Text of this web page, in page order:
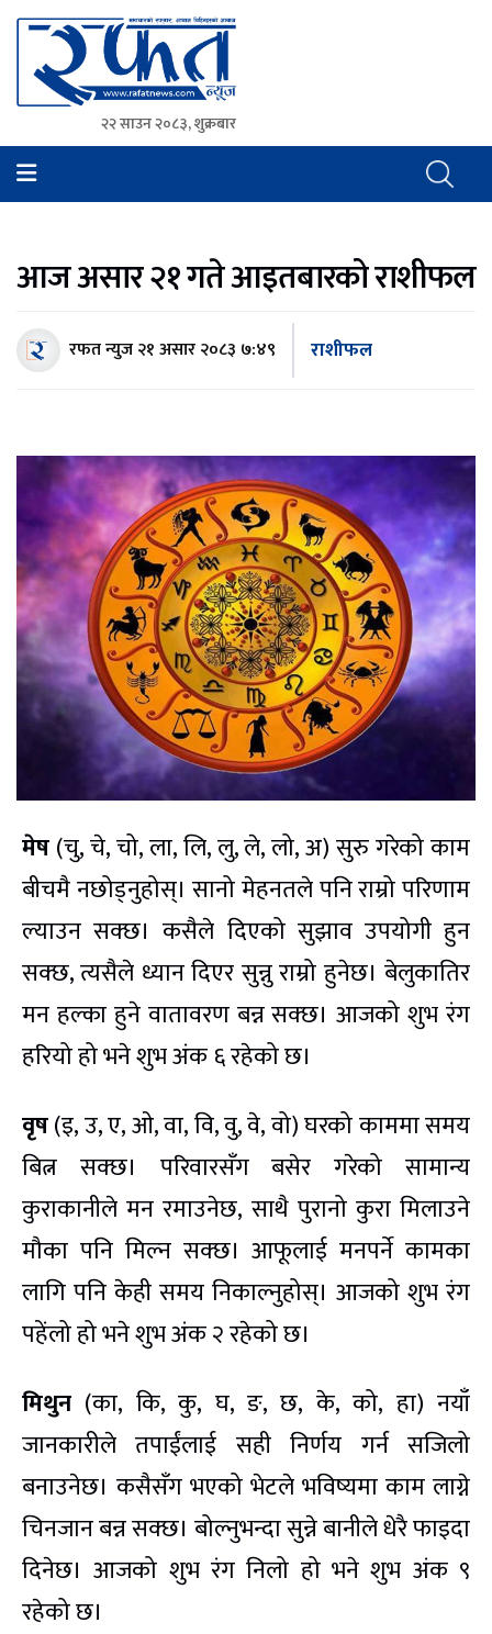
Rafat News
समाचारको रफ्तार, आवाज बिहिनहरुको आवाज
२२ साउन २०८३, शुक्रबार
आज असार २१ गते आइतबारको राशीफल
रफत न्युज२१ असार २०८३ ७:४९ राशीफल
मेष(चु, चे, चो, ला, लि, लु, ले, लो, अ) सुरु गरेको काम
बीचमै नछोड्नुहोस्। सानो मेहनतले पनि राम्रो परिणाम
ल्याउन सक्छ। कसैले दिएको सुझाव उपयोगी हुन
सक्छ, त्यसैले ध्यान दिएर सुन्नु राम्रो हुनेछ। बेलुकातिर
मन हल्का हुने वातावरण बन्न सक्छ। आजको शुभ रंग
हरियो हो भने शुभ अंक ६ रहेको छ।
वृष(इ, उ, ए, ओ, वा, वि, वु, वे, वो) घरको काममा समय
बित्न सक्छ। परिवारसँग बसेर गरेको सामान्य
कुराकानीले मन रमाउनेछ, साथै पुरानो कुरा मिलाउने
मौका पनि मिल्न सक्छ। आफूलाई मनपर्ने कामका
लागि पनि केही समय निकाल्नुहोस्। आजको शुभ रंग
पहेंलो हो भने शुभ अंक २ रहेको छ।
मिथुन (का, कि, कु, घ, ङ, छ, के, को, हा) नयाँ
जानकारीले तपाईंलाई सही निर्णय गर्न सजिलो
बनाउनेछ। कसैसँग भएको भेटले भविष्यमा काम लाग्ने
चिनजान बन्न सक्छ। बोल्नुभन्दा सुन्ने बानीले धेरै फाइदा
दिनेछ। आजको शुभ रंग निलो हो भने शुभ अंक ९
रहेको छ।